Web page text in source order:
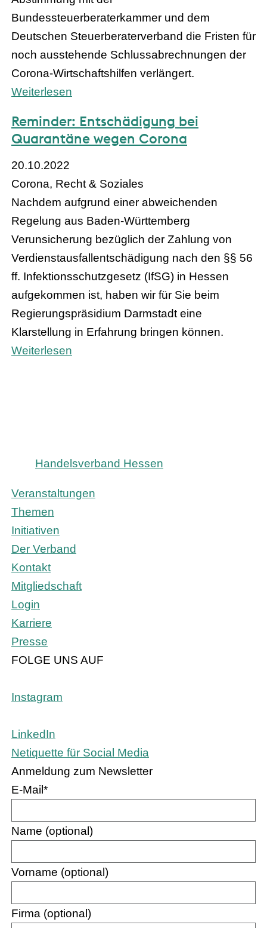
Bundessteuerberaterkammer und dem
Deutschen Steuerberaterverband die Fristen für
noch ausstehende Schlussabrechnungen der
Corona-Wirtschaftshilfen verlängert.
Weiterlesen
Reminder: Entschädigung bei
Quarantäne wegen Corona
20.10.2022
Corona, Recht & Soziales
Nachdem aufgrund einer abweichenden
Regelung aus Baden-Württemberg
Verunsicherung bezüglich der Zahlung von
Verdienstausfallentschädigung nach den §§ 56
ff. Infektionsschutzgesetz (IfSG) in Hessen
aufgekommen ist, haben wir für Sie beim
Regierungspräsidium Darmstadt eine
Klarstellung in Erfahrung bringen können.
Weiterlesen
Handelsverband Hessen
Veranstaltungen
Themen
Initiativen
Der Verband
Kontakt
Mitgliedschaft
Login
Karriere
Presse
FOLGE UNS AUF
Instagram
LinkedIn
Netiquette für Social Media
Anmeldung zum Newsletter
E-Mail *
Name (optional)
Vorname (optional)
Firma (optional)